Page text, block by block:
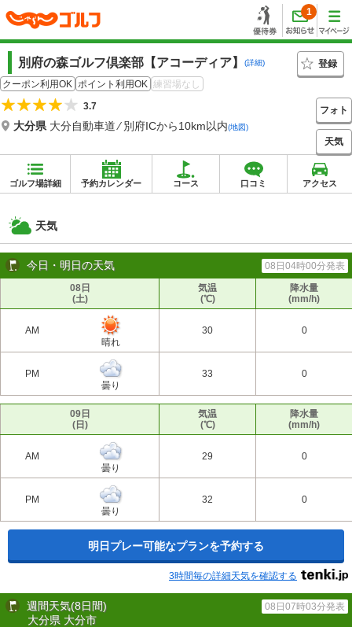
1
別府の森ゴルフ倶楽部【アコーディア】 (詳細)
登録
クーポン利用OK ポイント利用OK 練習場なし
3.7
大分県 大分自動車道 ⁄ 別府ICから10km以内(地図)
フォト
天気
ゴルフ場詳細 予約カレンダー コース 口コミ アクセス
天気
今日・明日の天気
08日04時00分発表
08日
(土)
気温
(℃)
降水量
(mm/h)
AM
晴れ
30 0
PM
曇り
33 0
09日
(日)
気温
(℃)
降水量
(mm/h)
AM
曇り
29 0
PM
曇り
32 0
明日プレー可能なプランを予約する
3時間毎の詳細天気を確認する
週間天気(8日間)
大分県 大分市
08日07時03分発表